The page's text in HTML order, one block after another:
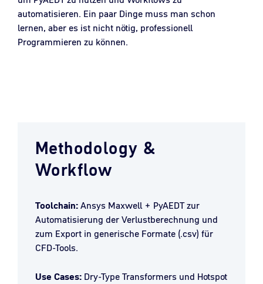
automatisieren. Ein paar Dinge muss man schon
lernen, aber es ist nicht nötig, professionell
Programmieren zu können.
Methodology &
Workflow
Toolchain:Ansys Maxwell + PyAEDT zur
Automatisierung der Verlustberechnung und
zum Export in generische Formate (.csv) für
CFD-Tools.
Use Cases: Dry-Type Transformers und Hotspot